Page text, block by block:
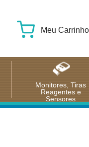
Meu Carrinho
Monitores, Tiras
Reagentes e
Sensores